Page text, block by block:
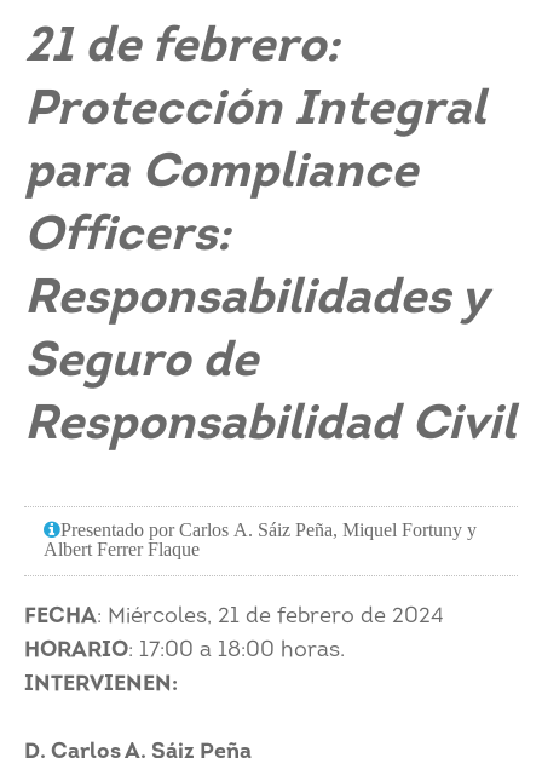
21 de febrero:
Protección Integral
para Compliance
Officers:
Responsabilidades y
Seguro de
Responsabilidad Civil
Presentado por Carlos A. Sáiz Peña, Miquel Fortuny y
Albert Ferrer Flaque
FECHA: Miércoles, 21 de febrero de 2024
HORARIO: 17:00 a 18:00 horas.
INTERVIENEN:
D. Carlos A. Sáiz Peña